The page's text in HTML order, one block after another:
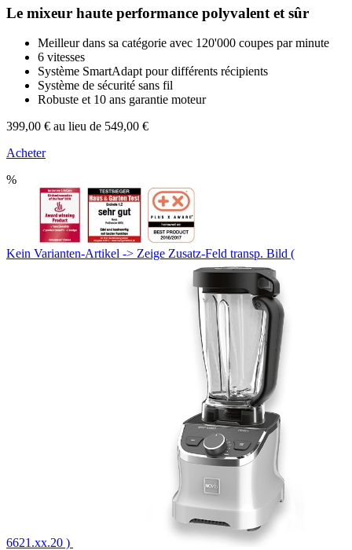
Le mixeur haute performance polyvalent et sûr
Meilleur dans sa catégorie avec 120'000 coupes par minute
6 vitesses
Système SmartAdapt pour différents récipients
Système de sécurité sans fil
Robuste et 10 ans garantie moteur
399,00 € au lieu de 549,00 €
Acheter
%
Kein Varianten-Artikel -> Zeige Zusatz-Feld transp. Bild (
6621.xx.20 )